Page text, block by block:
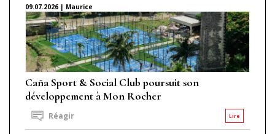
09.07.2026 | Maurice
Caña Sport & Social Club poursuit son
développement à Mon Rocher
Lire
Réagir